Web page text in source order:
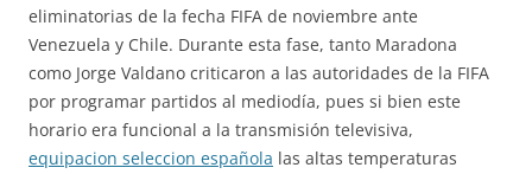
eliminatorias de la fecha FIFA de noviembre ante
Venezuela y Chile. Durante esta fase, tanto Maradona
como Jorge Valdano criticaron a las autoridades de la FIFA
por programar partidos al mediodía, pues si bien este
horario era funcional a la transmisión televisiva,
equipacion seleccion española las altas temperaturas